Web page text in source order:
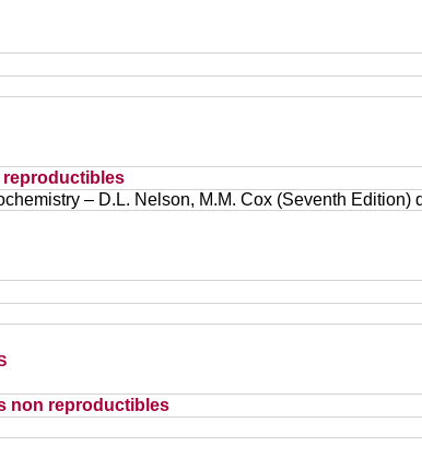
– D.L. Nelson, M.M. Cox (Seventh Edition)
non reproductibles